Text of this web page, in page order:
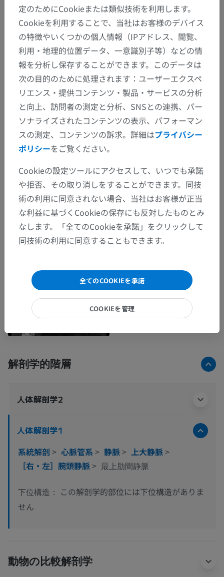
解剖学的階層
人体解剖学2
人体解剖学1
系統解剖 > 心脈管系> 静脈> 上大静脈>
［右・左］腕頭静脈> 最上肋間静脈
下位構造：
この解剖学的部位には下位構造がありま
せん
動物の比較解剖学
定のためにCookieまたは類似技術を利用します。
Cookieを利用することで、当社はお客様のデバイス
の特徴やいくつかの個人情報（IPアドレス、閲覧、
利用・地理的位置データ、一意識別子等）などの情
報を分析し保存することができます。このデータは
次の目的のために処理されます：ユーザーエクスペ
リエンス・提供コンテンツ・製品・サービスの分析
と向上、訪問者の測定と分析、SNSとの連携、パー
ソナライズされたコンテンツの表示、パフォーマン
スの測定、コンテンツの訴求。詳細はプライバシー
ポリシーをご覧ください。
Cookieの設定ツールにアクセスして、いつでも承諾
や拒否、その取り消しをすることができます。同技
術の利用に同意されない場合、当社はお客様が正当
な利益に基づくCookieの保存にも反対したものとみ
なします。「全てのCookieを承諾」をクリックして
同技術の利用に同意することもできます。
全てのCOOKIEを承諾
COOKIEを管理